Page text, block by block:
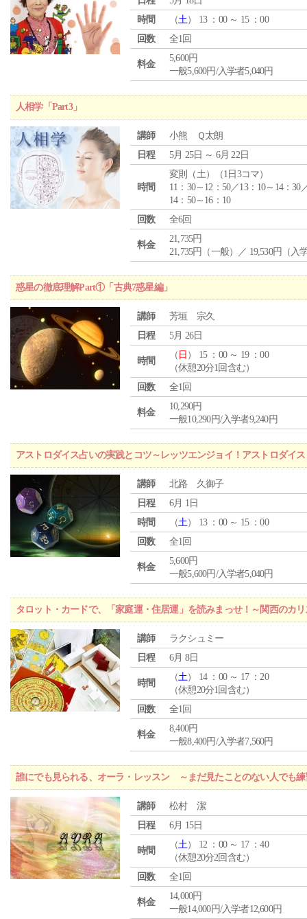
時間
（土） 13 ：00 ～ 15 ：00
回数
全1回
料金
5,600円
一般5,600円/入学者5,040円
人相学「Part3」
講師
小熊 Ｑ太朗
日程
5月 25日 ～ 6月 22日
時間
変則（土）（1日3コマ）
11：30～12：50／13：10～14：30
14：50～16：10
回数
全6回
料金
21,735円
21,735円（一般）／ 19,530円（入
惑星の徹底理解Part①「古典7惑星編」
講師
芳垣 宗久
日程
5月 26日
時間
（ 日 ） 15 ：00 ～ 19 ：00
（休憩20分1回含む）
回数
全1回
料金
10,290円
一般10,290円/入学者9,240円
アストロダイス占いの実践とコツ～レッツエンジョイ！アストロダイス
講師
北路 久御子
日程
6月 1日
時間
（土） 13 ：00 ～ 15 ：00
回数
全1回
料金
5,600円
一般5,600円/入学者5,040円
タロット・カードで、「家庭運・住居運」を読みまっせ！～関西のカ
講師
ラクシュミー
日程
6月 8日
時間
（土） 14 ：00 ～ 17 ：20
（休憩20分1回含む）
回数
全1回
料金
8,400円
一般8,400円/入学者7,560円
誰にでも見られる、オーラ・レッスン ～まだ見たことのない人でも
講師
松村 潔
日程
6月 15日
時間
（土） 12 ：00 ～ 17 ：40
（休憩20分2回含む）
回数
全1回
料金
14,000円
一般14,000円/入学者12,600円